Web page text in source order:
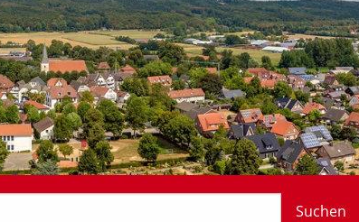
Suchen